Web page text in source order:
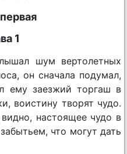
1
шум вертолетных
он сначала подумал,
ему заезжий торгаш в
воистину творят чудо.
настоящее чудо в
что могут дать